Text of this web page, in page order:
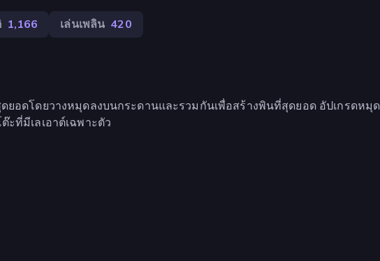
1,166 เล่นเพลิน 420
อดโดยวางหมุดลงบนกระดานและรวมกันเพื่อสร้างพินที่สุดยอด อัปเกรดหมุด
ที่มีเลเอาต์เฉพาะตัว